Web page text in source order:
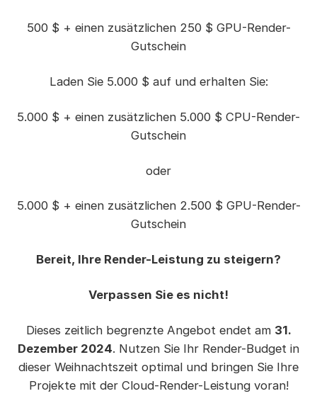
500 $ + einen zusätzlichen 250 $ GPU-Render-
Gutschein
Laden Sie 5.000 $ auf und erhalten Sie:
5.000 $ + einen zusätzlichen 5.000 $ CPU-Render-
Gutschein
oder
5.000 $ + einen zusätzlichen 2.500 $ GPU-Render-
Gutschein
Bereit, Ihre Render-Leistung zu steigern?
Verpassen Sie es nicht!
Dieses zeitlich begrenzte Angebot endet am 31.
Dezember 2024. Nutzen Sie Ihr Render-Budget in
dieser Weihnachtszeit optimal und bringen Sie Ihre
Projekte mit der Cloud-Render-Leistung voran!